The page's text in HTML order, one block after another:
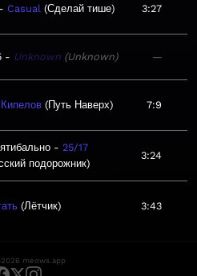
Casual Сделай тише 3:27
Unknown Unknown —
Кипелов Путь Наверх 7:9
25/17
подорожник
3:24
Лётчик 3:43
meows.app